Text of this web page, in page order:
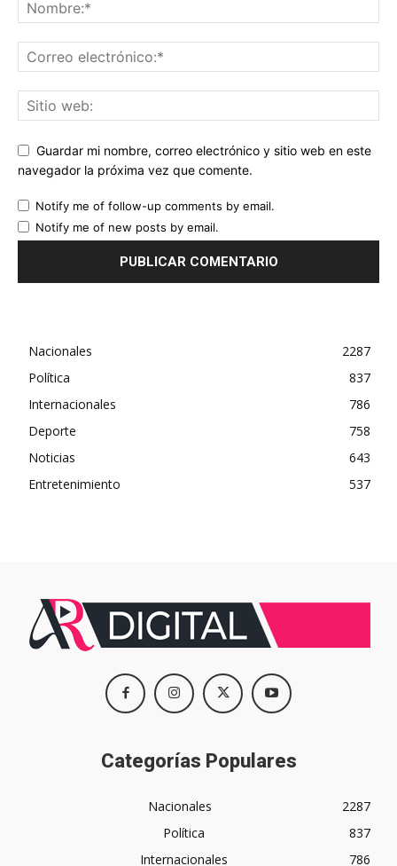
Guardar mi nombre, correo electrónico y sitio web en este
navegador la próxima vez que comente.
Notify me of follow-up comments by email.
Notify me of new posts by email.
Nacionales
2287
Política
837
Internacionales
786
Deporte
758
Noticias
643
Entretenimiento
537
Categorías Populares
Nacionales
2287
Política
837
Internacionales
786